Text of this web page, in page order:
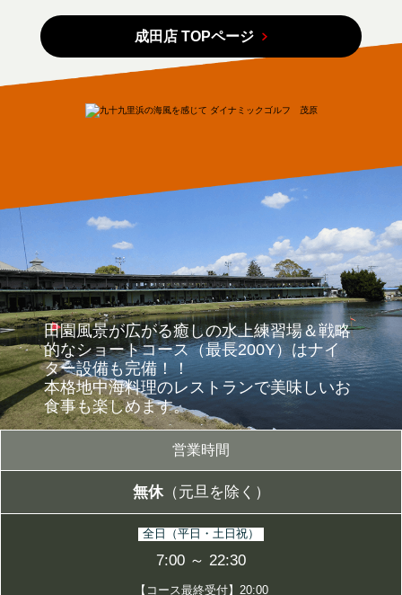
成田店 TOPページ
田園風景が広がる癒しの水上練習場＆戦略
的なショートコース（最長200Y）はナイ
ター設備も完備！！
本格地中海料理のレストランで美味しいお
食事も楽しめます。
営業時間
無休（元旦を除く）
全日（平日・土日祝）
7:00 ～ 22:30
【コース最終受付】20:00